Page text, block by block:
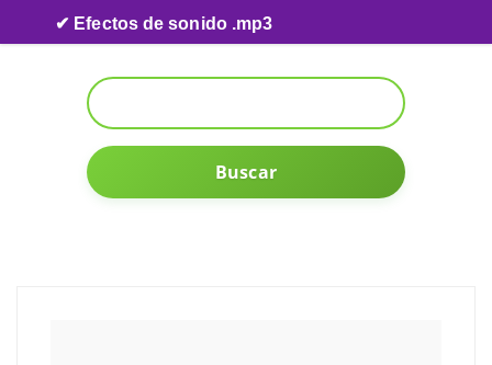
Skip to content
✔ Efectos de sonido .mp3
Buscar